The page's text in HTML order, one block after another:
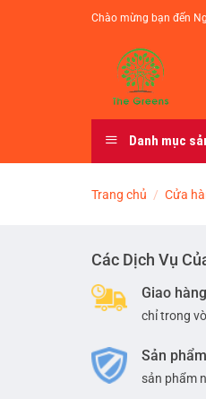
Chào mừng bạn đến
Danh mục
Trang chủ / Cửa
Các Dịch Vụ
Giao
chỉ trong
Sản
sản phẩm